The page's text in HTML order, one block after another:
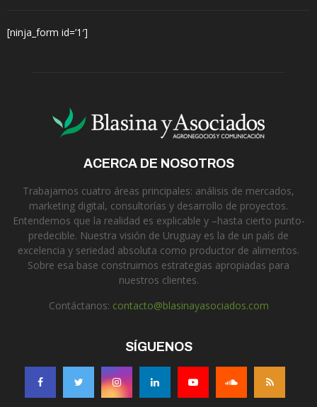
[ninja_form id=’1′]
ACERCA DE NOSOTROS
Trabajamos cuatro áreas principales: análisis de mercados,
marketing digital, consultorías y desarrollo de proyectos.
Entendemos que la realidad es explicable y –hasta cierto punto-
predecible. Nuestra visión de Uruguay es la de un país de
excelencia y seriedad absoluta como productor de alimentos.
Sobre esa base construimos estrategias apropiadas para
nuestros clientes.
Contáctanos: contacto@blasinayasociados.com
SÍGUENOS